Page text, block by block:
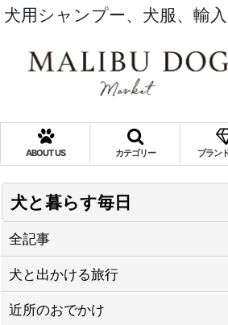
犬用シャンプー、犬服、輸
ABOUT US カテゴリー ブラン
犬と暮らす毎日
全記事
犬と出かける旅行
近所のおでかけ